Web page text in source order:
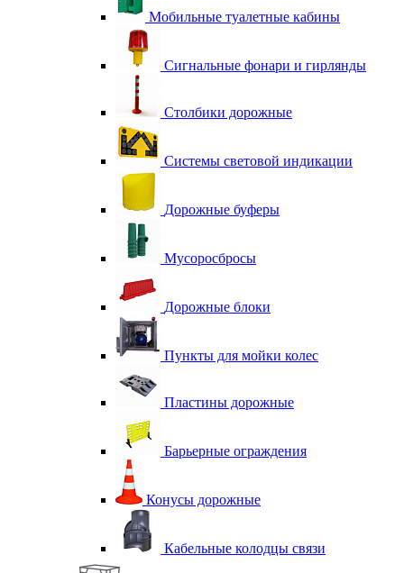
Мобильные туалетные кабины
Сигнальные фонари и гирлянды
Столбики дорожные
Системы световой индикации
Дорожные буферы
Мусоросбросы
Дорожные блоки
Пункты для мойки колес
Пластины дорожные
Барьерные ограждения
Конусы дорожные
Кабельные колодцы связи